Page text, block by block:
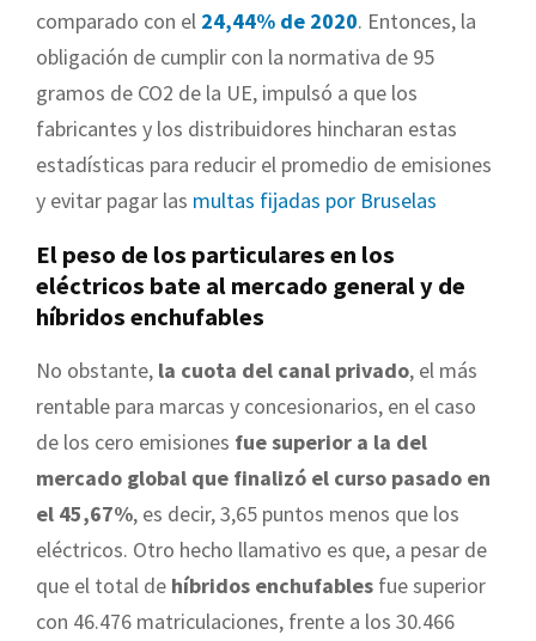
comparado con el 24,44% de 2020. Entonces, la
obligación de cumplir con la normativa de 95
gramos de CO2 de la UE, impulsó a que los
fabricantes y los distribuidores hincharan estas
estadísticas para reducir el promedio de emisiones
y evitar pagar las multas fijadas por Bruselas
El peso de los particulares en los
eléctricos bate al mercado general y de
híbridos enchufables
No obstante, la cuota del canal privado, el más
rentable para marcas y concesionarios, en el caso
de los cero emisiones fue superior a la del
mercado global que finalizó el curso pasado en
el 45,67%, es decir, 3,65 puntos menos que los
eléctricos. Otro hecho llamativo es que, a pesar de
que el total de híbridos enchufables fue superior
con 46.476 matriculaciones, frente a los 30.466